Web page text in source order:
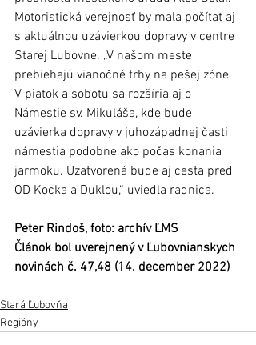
Motoristická verejnosť by mala počítať aj
s aktuálnou uzávierkou dopravy v centre
Starej Ľubovne. „V našom meste
prebiehajú vianočné trhy na pešej zóne.
V piatok a sobotu sa rozšíria aj o
Námestie sv. Mikuláša, kde bude
uzávierka dopravy v juhozápadnej časti
námestia podobne ako počas konania
jarmoku. Uzatvorená bude aj cesta pred
OD Kocka a Duklou,“ uviedla radnica.
Peter Rindoš, foto: archív ĽMS
Článok bol uverejnený v Ľubovnianskych
novinách č. 47,48 (14. december 2022)
Stará Ľubovňa
Regióny